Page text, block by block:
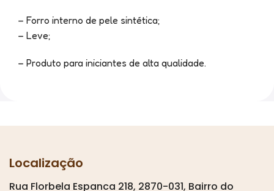
– Forro interno de pele sintética;
– Leve;
– Produto para iniciantes de alta qualidade.
Localização
Rua Florbela Espanca 218, 2870-031, Bairro do